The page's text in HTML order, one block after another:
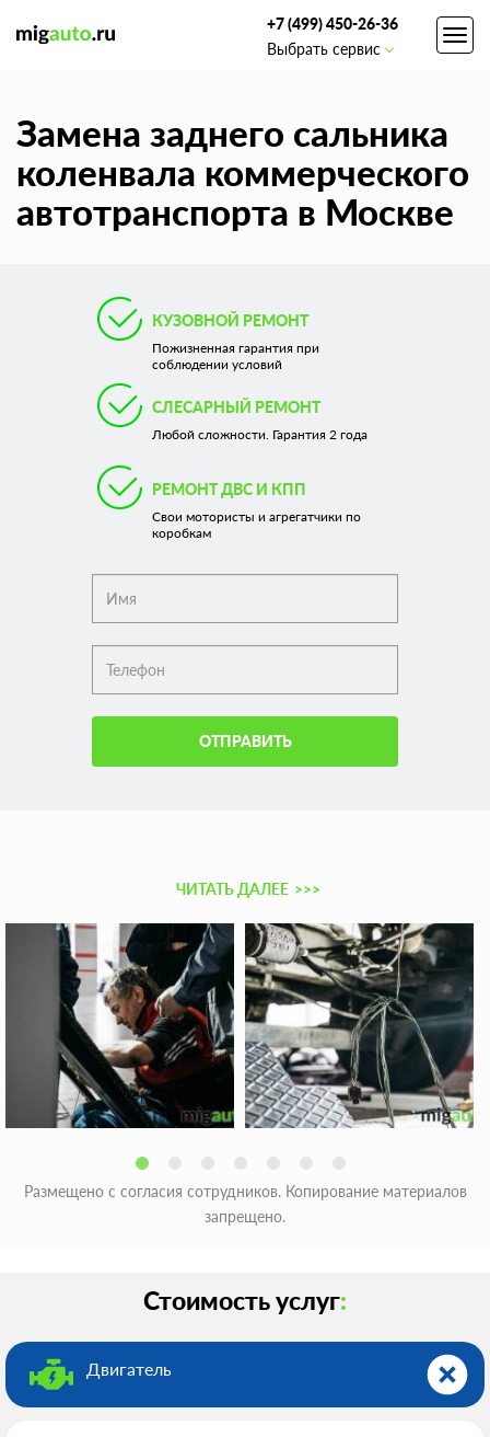
+7 (499) 450-26-36
Выбрать сервис
Замена заднего сальника
коленвала коммерческого
автотранспорта в Москве
КУЗОВНОЙ РЕМОНТ
Пожизненная гарантия при
соблюдении условий
СЛЕСАРНЫЙ РЕМОНТ
Любой сложности. Гарантия 2 года
РЕМОНТ ДВС И КПП
Свои мотористы и агрегатчики по
коробкам
ОТПРАВИТЬ
ЧИТАТЬ ДАЛЕЕ >>>
Размещено с согласия сотрудников. Копирование материалов
запрещено.
Стоимость услуг:
Двигатель